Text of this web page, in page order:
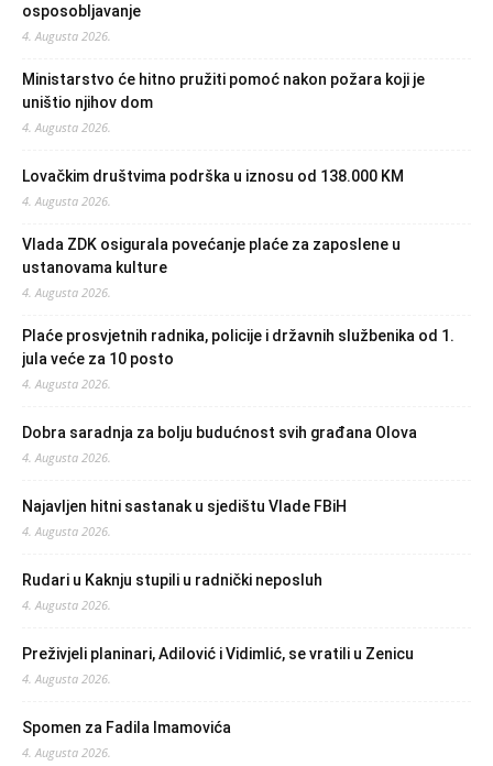
osposobljavanje
4. Augusta 2026.
Ministarstvo će hitno pružiti pomoć nakon požara koji je
uništio njihov dom
4. Augusta 2026.
Lovačkim društvima podrška u iznosu od 138.000 KM
4. Augusta 2026.
Vlada ZDK osigurala povećanje plaće za zaposlene u
ustanovama kulture
4. Augusta 2026.
Plaće prosvjetnih radnika, policije i državnih službenika od 1.
jula veće za 10 posto
4. Augusta 2026.
Dobra saradnja za bolju budućnost svih građana Olova
4. Augusta 2026.
Najavljen hitni sastanak u sjedištu Vlade FBiH
4. Augusta 2026.
Rudari u Kaknju stupili u radnički neposluh
4. Augusta 2026.
Preživjeli planinari, Adilović i Vidimlić, se vratili u Zenicu
4. Augusta 2026.
Spomen za Fadila Imamovića
4. Augusta 2026.